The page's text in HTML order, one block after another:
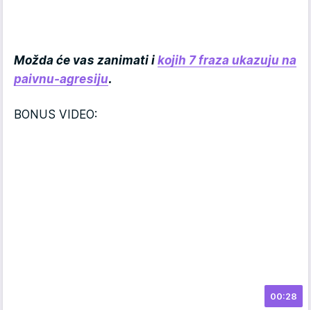
Možda će vas zanimati i kojih 7 fraza ukazuju na
paivnu-agresiju.
BONUS VIDEO:
00:28